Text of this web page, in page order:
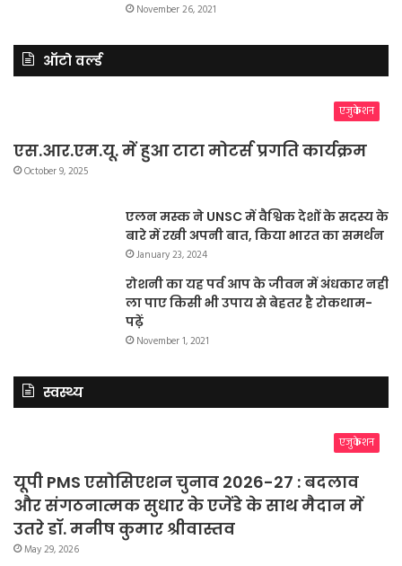
November 26, 2021
ऑटो वर्ल्ड
एजुकेशन
एस.आर.एम.यू. में हुआ टाटा मोटर्स प्रगति कार्यक्रम
October 9, 2025
एलन मस्क ने UNSC में वैश्विक देशों के सदस्य के
बारे में रखी अपनी बात, किया भारत का समर्थन
January 23, 2024
रोशनी का यह पर्व आप के जीवन में अंधकार नहीं
ला पाए किसी भी उपाय से बेहतर है रोकथाम-
पढ़ें
November 1, 2021
स्वस्थ्य
एजुकेशन
यूपी PMS एसोसिएशन चुनाव 2026-27 : बदलाव
और संगठनात्मक सुधार के एजेंडे के साथ मैदान में
उतरे डॉ. मनीष कुमार श्रीवास्तव
May 29, 2026